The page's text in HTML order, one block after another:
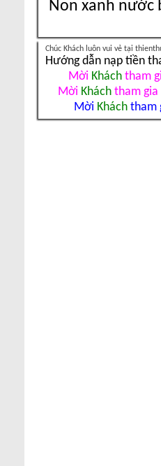
Non xanh nước
Chúc Khách luôn vui vẻ tại
Hướng dẫn nạp tiền
Mời Kháchtham
Mời Kháchtham gia
Mời Kháchtham